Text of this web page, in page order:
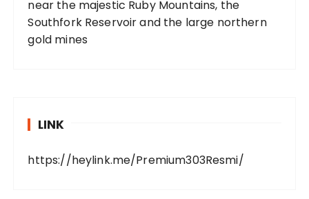
near the majestic Ruby Mountains, the
Southfork Reservoir and the large northern
gold mines
LINK
https://heylink.me/Premium303Resmi/